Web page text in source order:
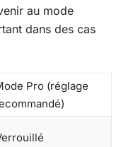
au mode
dans des cas
Pro (réglage